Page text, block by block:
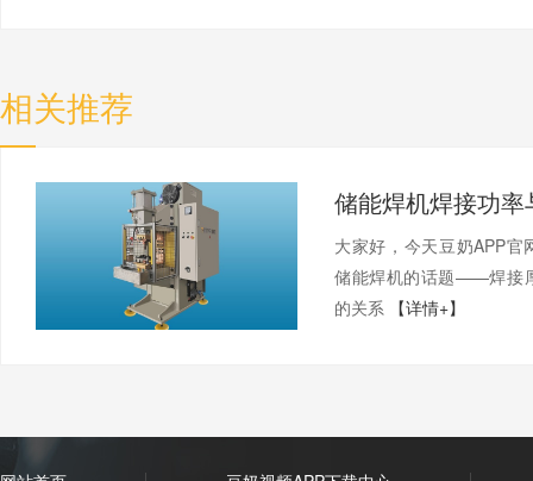
相关推荐
大家好，今天豆奶APP
储能焊机的话题——焊接
的关系 【详情+】